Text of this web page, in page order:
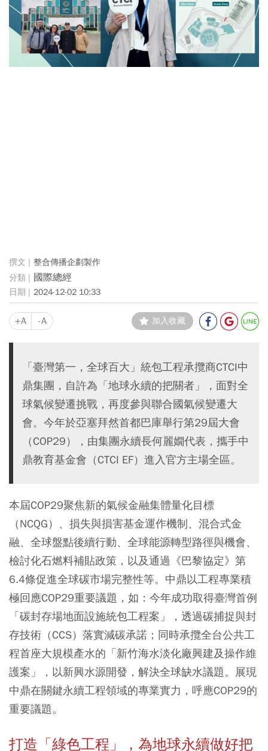
整合傳播企劃製作
國際總經
2024-12-02 10:33
+A -A 加入收藏
「臺灣第一，全球百大」統包工程承攬商CTCI中
鼎集團，自許為「地球永續的把關者」，面對全
球氣候變遷挑戰，再度參與聯合國氣候變遷大
會。今年於亞塞拜然首都巴庫舉行第29屆大會
（COP29），由集團永續長何麗嫺代表，攜手中
鼎教育基金會（CTCI EF）進入官方主場全區。
本屆COP29聚焦新的氣候金融集體量化目標
（NCQG）、損失與損害基金運作機制、混合式金
融、全球盤點後續行動、全球能源轉型路徑與機會、
檢討化石燃料補貼政策，以及通過《巴黎協定》第
6.4條促進全球碳市場完整性等。中鼎以工程專業積
極回應COP29重要議題，如：今年成功取得臺灣首例
「碳封存場地面設施統包工程案」，透過碳捕捉與封
存技術（CCS）落實減碳承諾；同時承攬全台公共工
程首座大規模產水的「新竹海水淡化廠興建及操作維
護案」，以新興水源開發，解決全球缺水議題。展現
中鼎在關鍵永續工程領域的專業實力，呼應COP29的
重要議題。
打造「綠色工程」，為地球永續做好把